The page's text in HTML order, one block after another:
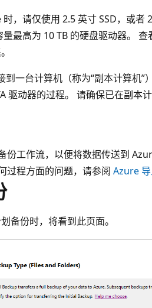
，请仅使用 2.5 英寸 SSD，或者
最高为 10 TB 的硬盘驱动器。 查
到一台计算机（称为“副本计算机
驱动器的过程。 请确保已在副本
份工作流，以便将数据传送到
过程方面的问题，请参阅 Azure
备份时，将看到此页面。